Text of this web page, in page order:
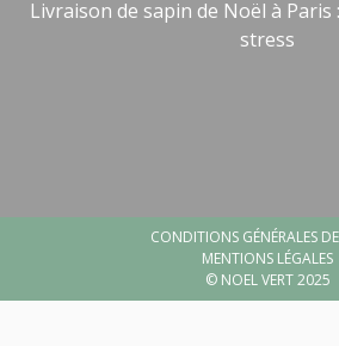
Livraison de sapin de Noël à Paris
stress
CONDITIONS GÉNÉRALES
MENTIONS LÉGALES
© NOEL VERT 2025